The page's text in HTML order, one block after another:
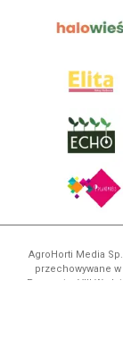
AgroHorti Media
przechowywane
Poznaniu, VIII